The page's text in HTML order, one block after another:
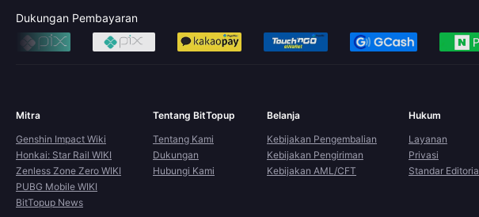
Dukungan Pembayaran
Mitra
Genshin Impact Wiki
Honkai: Star Rail WIKI
Zenless Zone Zero WIKI
PUBG Mobile WIKI
BitTopup News
Tentang BitTopup
Tentang Kami
Dukungan
Hubungi Kami
Belanja
Kebijakan Pengembalian
Kebijakan Pengiriman
Kebijakan AML/CFT
Hukum
Layanan
Privasi
Standar